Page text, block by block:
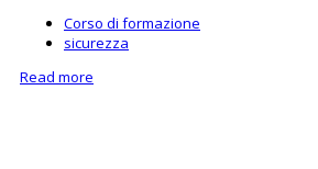
Corso di formazione
sicurezza
Read more